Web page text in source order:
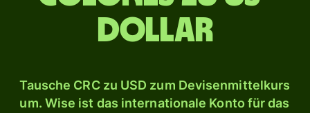
Dollar
Tausche CRC zu USD zum Devisenmittelkurs
um. Wise ist das internationale Konto für das